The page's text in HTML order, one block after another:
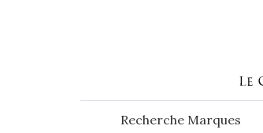
Recherche Marques